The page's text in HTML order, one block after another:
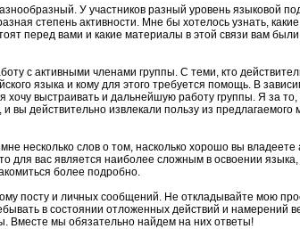
У участников разный уровень языковой
степень активности. Мне бы хотелось узнать,
перед вами и какие материалы в этой связи вам
с активными членами группы. С теми, кто
языка и кому для этого требуется помощь. В
хочу выстраивать и дальнейшую работу группы. Я за то,
вы действительно извлекали пользу из предлагаемого
несколько слов о том, насколько хорошо вы владеете
для вас является наиболее сложным в освоении языка,
более подробно.
посту и личных сообщений. Не откладывайте мою
в состоянии отложенных действий и намерений
Вместе мы обязательно найдем на них ответы!